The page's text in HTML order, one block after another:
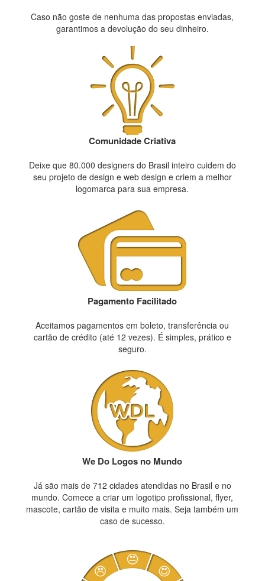
Caso não goste de nenhuma das propostas enviadas,
garantimos a devolução do seu dinheiro.
Comunidade Criativa
Deixe que 80.000 designers do Brasil inteiro cuidem do
seu projeto de design e web design e criem a melhor
logomarca para sua empresa.
Pagamento Facilitado
Aceitamos pagamentos em boleto, transferência ou
cartão de crédito (até 12 vezes). É simples, prático e
seguro.
We Do Logos no Mundo
Já são mais de 712 cidades atendidas no Brasil e no
mundo. Comece a criar um logotipo profissional, flyer,
mascote, cartão de visita e muito mais. Seja também um
caso de sucesso.